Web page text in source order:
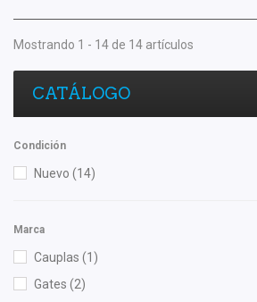
Mostrando 1 - 14 de 14 artículos
CATÁLOGO
Condición
Nuevo (14)
Marca
Cauplas (1)
Gates (2)